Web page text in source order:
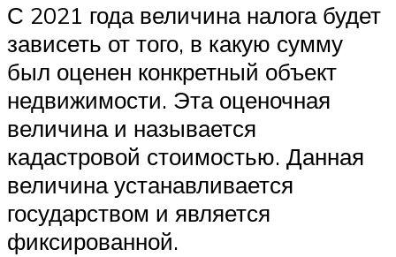
С 2021 года величина налога будет
зависеть от того, в какую сумму
был оценен конкретный объект
недвижимости. Эта оценочная
величина и называется
кадастровой стоимостью. Данная
величина устанавливается
государством и является
фиксированной.